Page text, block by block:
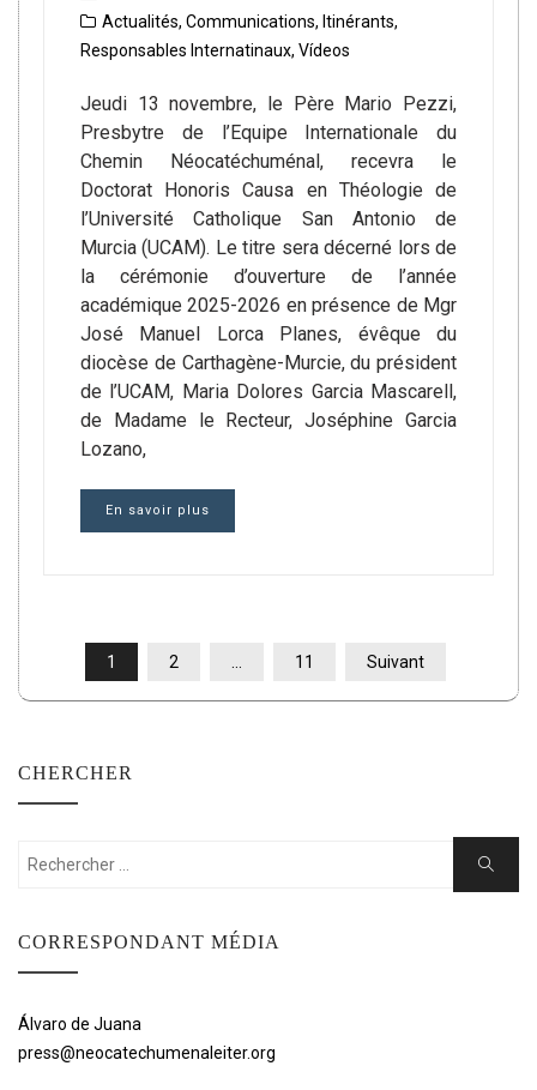
Actualités, Communications, Itinérants,
Responsables Internatinaux, Vídeos
Jeudi 13 novembre, le Père Mario Pezzi,
Presbytre de l’Equipe Internationale du
Chemin Néocatéchuménal, recevra le
Doctorat Honoris Causa en Théologie de
l’Université Catholique San Antonio de
Murcia (UCAM). Le titre sera décerné lors de
la cérémonie d’ouverture de l’année
académique 2025-2026 en présence de Mgr
José Manuel Lorca Planes, évêque du
diocèse de Carthagène-Murcie, du président
de l’UCAM, Maria Dolores Garcia Mascarell,
de Madame le Recteur, Joséphine Garcia
Lozano,
En savoir plus
PAGINATION
DES
1 2 11 Suivant
CHERCHER
Rechercher:
Chercher
CORRESPONDANT MÉDIA
Álvaro de Juana
press@neocatechumenaleiter.org